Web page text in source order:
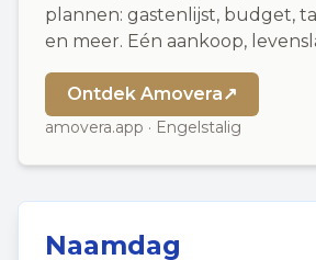
plannen: gastenlijst, budget,
en meer. Eén aankoop,
Ontdek Amovera↗
amovera.app · Engelstalig
Naamdag